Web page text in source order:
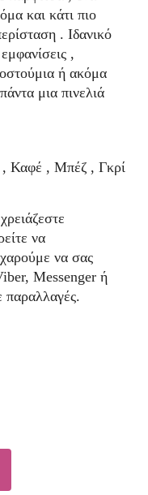
και κάτι πιο
. Ιδανικό
,
ή ακόμα
μια πινελιά
Καφέ , Μπέζ , Γκρί
να
να σας
Messenger ή
παραλλαγές.